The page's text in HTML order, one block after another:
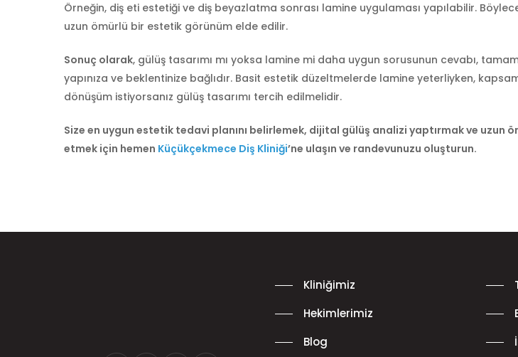
Örneğin, diş eti estetiği ve diş beyazlatma sonrası lamine uygulaması yapılabilir.
uzun ömürlü bir estetik görünüm elde edilir.
Sonuç olarak, gülüş tasarımı mı yoksa lamine mi daha uygun sorusunun cevabı,
yapınıza ve beklentinize bağlıdır. Basit estetik düzeltmelerde lamine yeterliyken,
dönüşüm istiyorsanız gülüş tasarımı tercih edilmelidir.
Size en uygun estetik tedavi planını belirlemek, dijital gülüş analizi yaptırmak ve uzun
etmek için hemen Küçükçekmece Diş Kliniği’ne ulaşın ve randevunuzu oluşturun.
Kliniğimiz
Hekimlerimiz
Blog